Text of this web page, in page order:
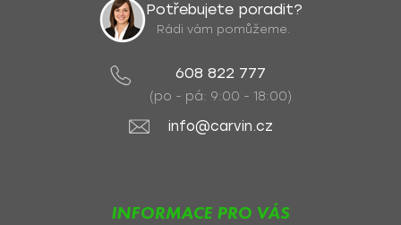
Potřebujete poradit?
Rádi vám pomůžeme.
608 822 777
(po - pá: 9:00 - 18:00)
info@carvin.cz
INFORMACE PRO VÁS